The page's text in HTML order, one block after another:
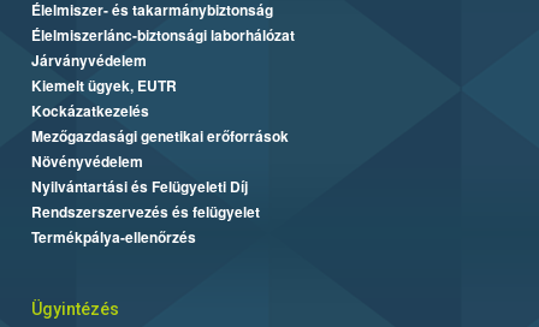
Élelmiszer- és takarmánybiztonság
Élelmiszerlánc-biztonsági laborhálózat
Járványvédelem
Kiemelt ügyek, EUTR
Kockázatkezelés
Mezőgazdasági genetikai erőforrások
Növényvédelem
Nyilvántartási és Felügyeleti Díj
Rendszerszervezés és felügyelet
Termékpálya-ellenőrzés
Ügyintézés